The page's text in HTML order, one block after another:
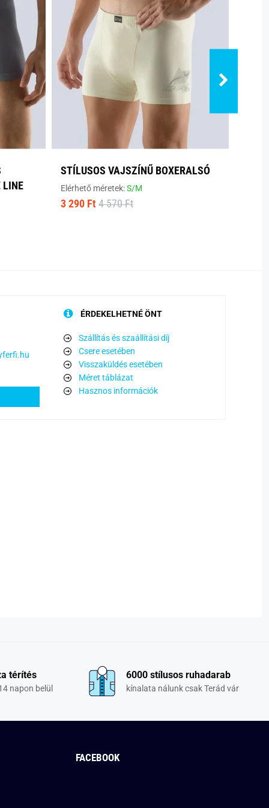
LINE
STÍLUSOS VAJSZÍNŰ BOXERALSÓ
Elérhető méretek:S/M
3 290 Ft 4 570 Ft
ÉRDEKELHETNÉ ÖNT
Szállítás és szaállítási díj
Csere esetében
Visszaküldés esetében
Méret táblázat
Hasznos információk
térítés
napon belül
6000 stílusos ruhadarab
kínalata nálunk csak Terád vár
FACEBOOK